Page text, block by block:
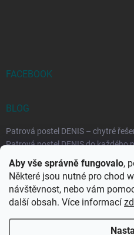
Aby vše správně fungovalo,
Některé jsou nutné pro chod
návštěvnost, nebo vám
další obsah. Více informací
FACEBOOK
BLOG
Patrová postel DENIS – chytré
Patrová postel DENIS do každého
Rozkládací postele RELAX –
každodenní spaní
Rozkládací postel, která se